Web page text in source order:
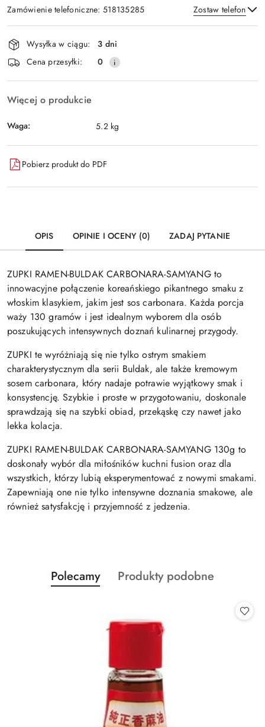
Zamówienie telefoniczne: 518135285 Zostaw telefon
Wyślij
Dostępność
i
dostawa
Wysyłka w ciągu:
3 dni
Cena przesyłki:
0
Więcej o produkcie
Waga: 5.2 kg
Pobierz produkt do PDF
OPIS OPINIE I OCENY (0) ZADAJ PYTANIE
ZUPKI RAMEN-BULDAK CARBONARA-SAMYANG to
innowacyjne połączenie koreańskiego pikantnego smaku z
włoskim klasykiem, jakim jest sos carbonara. Każda porcja
waży 130 gramów i jest idealnym wyborem dla osób
poszukujących intensywnych doznań kulinarnej przygody.
ZUPKI te wyróżniają się nie tylko ostrym smakiem
charakterystycznym dla serii Buldak, ale także kremowym
sosem carbonara, który nadaje potrawie wyjątkowy smak i
konsystencję. Szybkie i proste w przygotowaniu, doskonale
sprawdzają się na szybki obiad, przekąskę czy nawet jako
lekka kolacja.
ZUPKI RAMEN-BULDAK CARBONARA-SAMYANG 130g to
doskonały wybór dla miłośników kuchni fusion oraz dla
wszystkich, którzy lubią eksperymentować z nowymi smakami.
Zapewniają one nie tylko intensywne doznania smakowe, ale
również satysfakcję i przyjemność z jedzenia.
Pomiń karuzelę produktów
Produkty
o
Polecamy
Produkty
Produkty podobne